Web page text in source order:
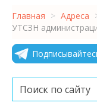
Главная > Адреса
УТСЗН
Искать...